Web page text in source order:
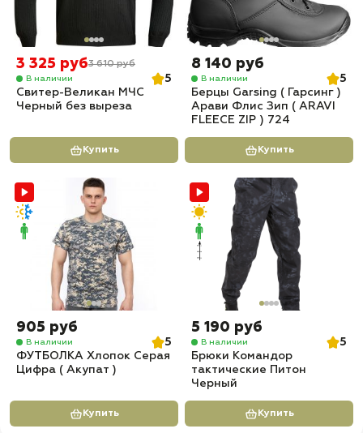
3 325 руб3 610 руб
В наличии
5
Свитер-Великан МЧС
Черный без выреза
Купить
8 140 руб
В наличии
5
Берцы Garsing ( Гарсинг )
Арави Флис Зип ( ARAVI
FLEECE ZIP ) 724
Купить
905 руб
В наличии
5
ФУТБОЛКА Хлопок Серая
Цифра ( Акупат )
Купить
5 190 руб
В наличии
5
Брюки Командор
тактические Питон
Черный
Купить